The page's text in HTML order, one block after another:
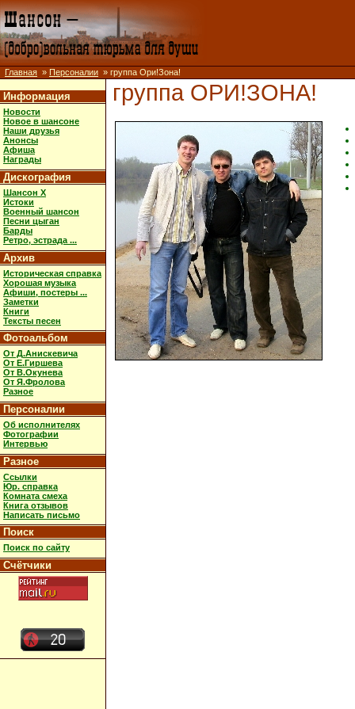
Главная » Персоналии » группа Ори!Зона!
Информация
Новости
Новое в шансоне
Наши друзья
Анонсы
Афиша
Награды
Дискография
Шансон X
Истоки
Военный шансон
Песни цыган
Барды
Ретро, эстрада ...
Архив
Историческая справка
Хорошая музыка
Афиши, постеры ...
Заметки
Книги
Тексты песен
Фотоальбом
От Д.Анискевича
От Е.Гиршева
От В.Окунева
От Я.Фролова
Разное
Персоналии
Об исполнителях
Фотографии
Интервью
Разное
Ссылки
Юр. справка
Комната смеха
Книга отзывов
Написать письмо
Поиск
Поиск по сайту
Счётчики
группа ОРИ!ЗОНА!